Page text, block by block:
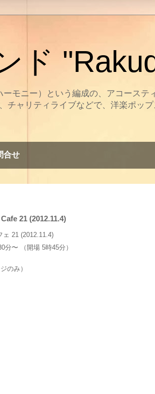
ド
モニー）という編成の、アコーステ
チャリティライブなどで、洋楽ポッ
合せ
21 (2012.11.4)
ェ 21 (2012.11.4)
〜 （開場 5時45分）
のみ）